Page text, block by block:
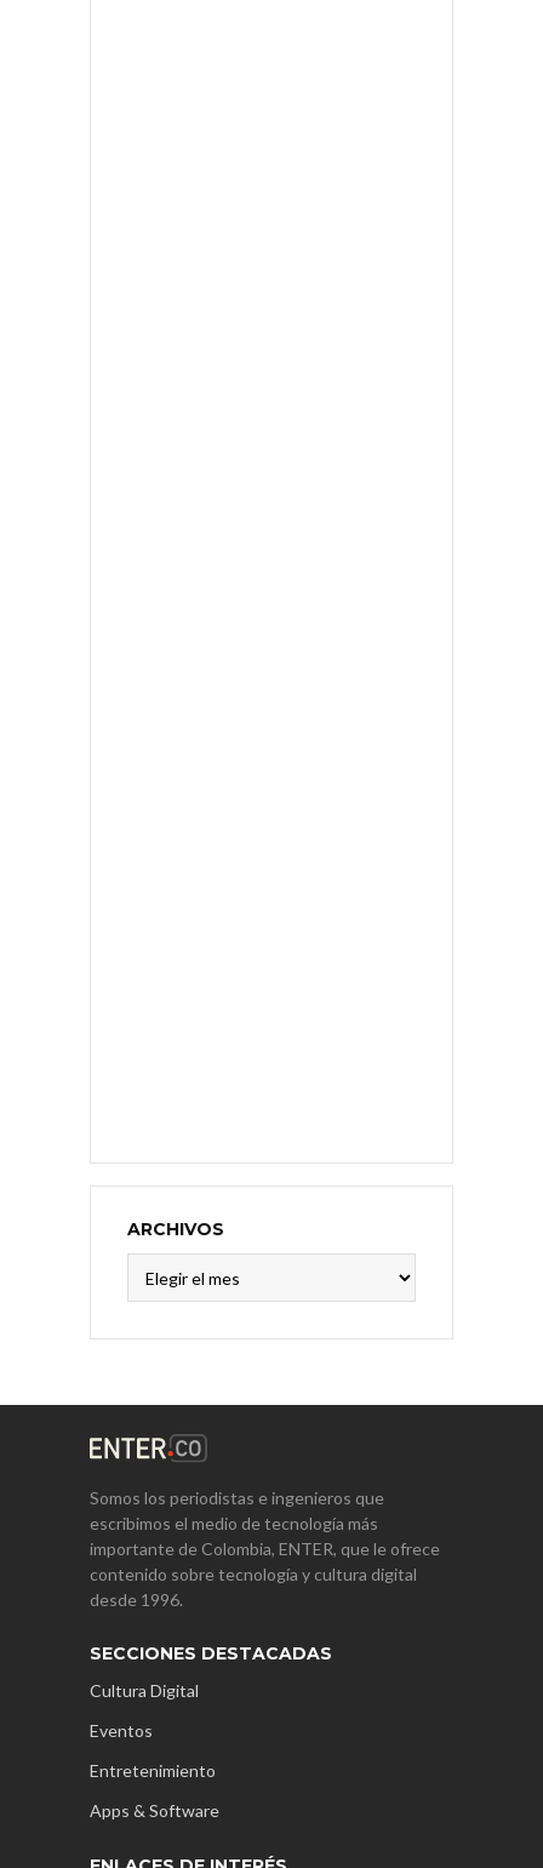
ARCHIVOS
Somos los periodistas e ingenieros que
escribimos el medio de tecnología más
importante de Colombia, ENTER, que le ofrece
contenido sobre tecnología y cultura digital
desde 1996.
SECCIONES DESTACADAS
Cultura Digital
Eventos
Entretenimiento
Apps & Software